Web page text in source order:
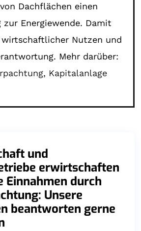
Dachflächen einen
zur Energiewende. Damit
Nutzen und
Mehr darüber:
, Kapitalanlage
und
erwirtschaften
Einnahmen durch
Unsere
beantworten gerne